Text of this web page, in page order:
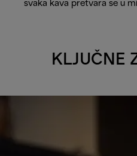
svaka kava pretvara se u
KLJUČNE